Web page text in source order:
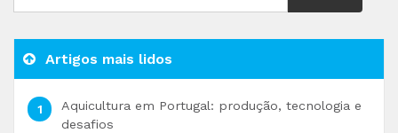
Artigos mais lidos
Aquicultura em Portugal: produção, tecnologia e
desafios